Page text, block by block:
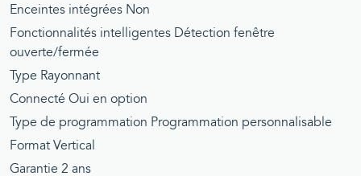
Enceintes intégrées Non
Fonctionnalités intelligentes Détection fenêtre
ouverte/fermée
Type Rayonnant
Connecté Oui en option
Type de programmation Programmation personnalisable
Format Vertical
Garantie 2 ans